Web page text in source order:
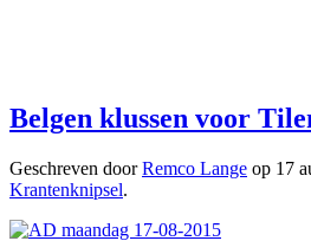
Belgen klussen voor
Geschreven doorRemco Lange op 17
Krantenknipsel.